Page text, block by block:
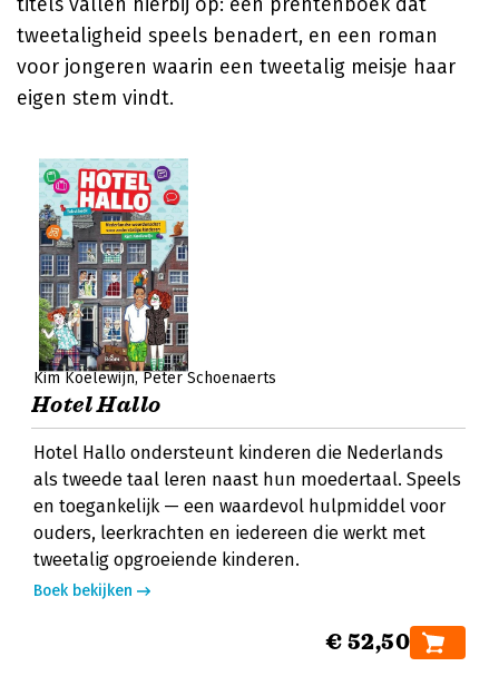
tweetaligheid speels benadert, en een roman
voor jongeren waarin een tweetalig meisje haar
eigen stem vindt.
Kim Koelewijn Peter Schoenaerts
Hotel Hallo
Hotel Hallo ondersteunt kinderen die Nederlands
als tweede taal leren naast hun moedertaal. Speels
en toegankelijk — een waardevol hulpmiddel voor
ouders, leerkrachten en iedereen die werkt met
tweetalig opgroeiende kinderen.
Boek bekijken
€ 52,50